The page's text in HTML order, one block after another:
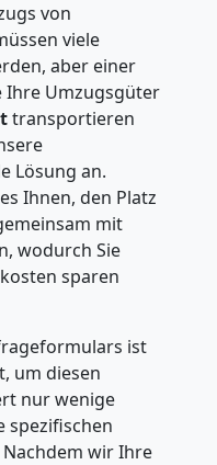
von
viele
aber einer
Ihre Umzugsgüter
transportieren
Lösung an.
Ihnen, den Platz
mit
wodurch Sie
sparen
ist
um diesen
nur wenige
spezifischen
wir Ihre